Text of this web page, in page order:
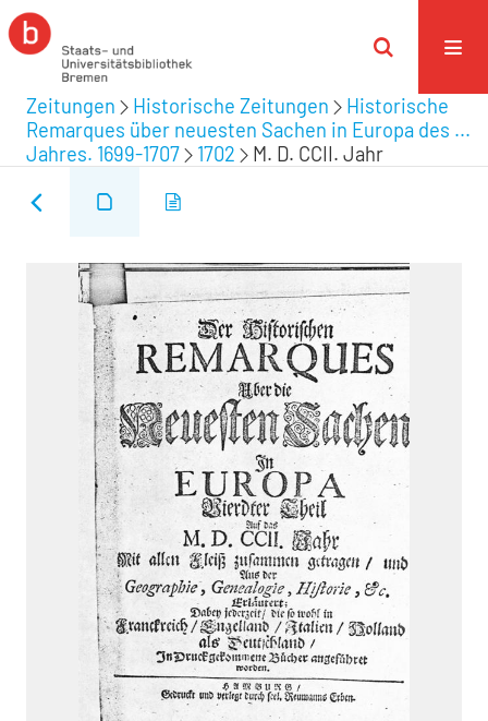
Zeitungen Historische Zeitungen
Historische
Remarques über neuesten Sachen in Europa des ...
Jahres. 1699-1707
1702 M. D. CCII. Jahr